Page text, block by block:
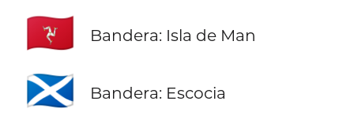
🇮🇲 Bandera: Isla de Man
🏴󠁧󠁢󠁳󠁣󠁴󠁿 Bandera: Escocia